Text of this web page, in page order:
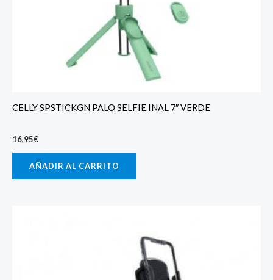
CELLY SPSTICKGN PALO SELFIE INAL 7″ VERDE
16,95€
AÑADIR AL CARRITO